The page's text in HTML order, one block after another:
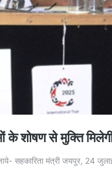
के शोषण से मुक्ति
सहकारिता मंत्री जयपुर, 24